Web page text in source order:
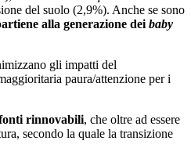
del suolo (2,9%). Anche se sono
alla generazione dei baby
gli impatti del
paura/attenzione per i
fonti rinnovabili, che oltre ad essere
secondo la quale la transizione